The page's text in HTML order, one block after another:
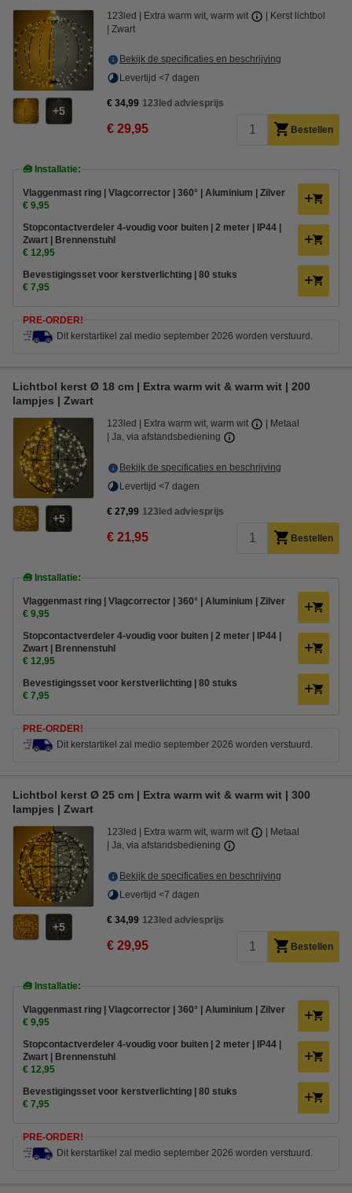
5
123led Extra warm wit, warm wit
Kerst lichtbol
Zwart
Bekijk de specificaties en beschrijving
Levertijd <7 dagen
€ 34,99 123led adviesprijs
€ 29,95 Bestellen
🧰 Installatie:
Vlaggenmast ring | Vlagcorrector | 360° | Aluminium | Zilver
€ 9,95
Stopcontactverdeler 4-voudig voor buiten | 2 meter | IP44 |
Zwart | Brennenstuhl
€ 12,95
Bevestigingsset voor kerstverlichting | 80 stuks
€ 7,95
PRE-ORDER!
Dit kerstartikel zal medio september 2026 worden verstuurd.
Lichtbol kerst Ø 18 cm | Extra warm wit & warm wit | 200
lampjes | Zwart
5
123led Extra warm wit, warm wit
Metaal
Ja, via afstandsbediening
Bekijk de specificaties en beschrijving
Levertijd <7 dagen
€ 27,99 123led adviesprijs
€ 21,95 Bestellen
🧰 Installatie:
Vlaggenmast ring | Vlagcorrector | 360° | Aluminium | Zilver
€ 9,95
Stopcontactverdeler 4-voudig voor buiten | 2 meter | IP44 |
Zwart | Brennenstuhl
€ 12,95
Bevestigingsset voor kerstverlichting | 80 stuks
€ 7,95
PRE-ORDER!
Dit kerstartikel zal medio september 2026 worden verstuurd.
Lichtbol kerst Ø 25 cm | Extra warm wit & warm wit | 300
lampjes | Zwart
5
123led Extra warm wit, warm wit
Metaal
Ja, via afstandsbediening
Bekijk de specificaties en beschrijving
Levertijd <7 dagen
€ 34,99 123led adviesprijs
€ 29,95 Bestellen
🧰 Installatie:
Vlaggenmast ring | Vlagcorrector | 360° | Aluminium | Zilver
€ 9,95
Stopcontactverdeler 4-voudig voor buiten | 2 meter | IP44 |
Zwart | Brennenstuhl
€ 12,95
Bevestigingsset voor kerstverlichting | 80 stuks
€ 7,95
PRE-ORDER!
Dit kerstartikel zal medio september 2026 worden verstuurd.